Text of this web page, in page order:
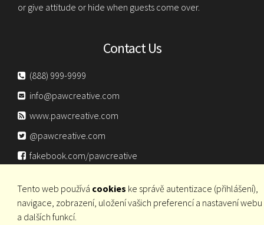
or give attitude or hide when guests come over.
Contact Us
(888) 999-9999
info@pawcreative.com
www.pawcreative.com
@pawcreative.com
fakebook.com/pawcreative
Tento web používá cookies ke správě autentizace (přihlášení),
navigace, zobrazení, uložení vašich preferencí a nastavení webu
a dalších funkcí.